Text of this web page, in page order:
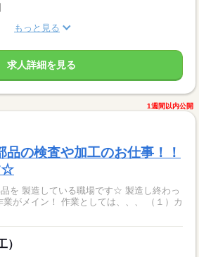
もっと見る
求人詳細を見る
1週間以内公開
品の検査や加工のお仕事！！
☆
造している職場です☆ 製造し終わっ
しては、、、 （１）カ
）